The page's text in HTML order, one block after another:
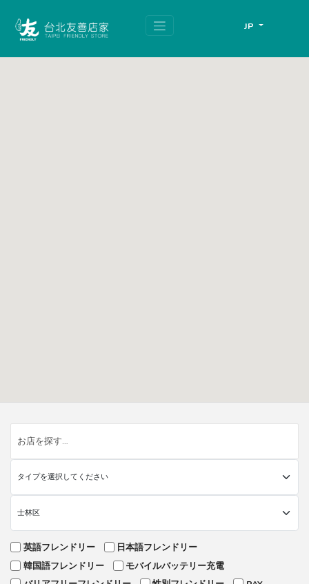
JP
英語フレンドリー
日本語フレンドリー
韓国語フレンドリー
モバイルバッテリー充電